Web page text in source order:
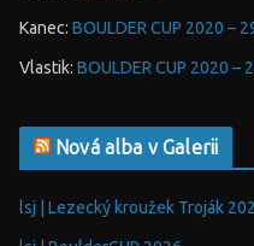
Kanec: BOULDER CUP 2020 –
Vlastik: BOULDER CUP 2020 –
Nová alba v Galerii
lsj | Lezecký kroužek Troják